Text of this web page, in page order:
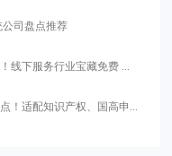
公司盘点推荐
线下服务行业宝藏免费 ...
！适配知识产权、国高申...